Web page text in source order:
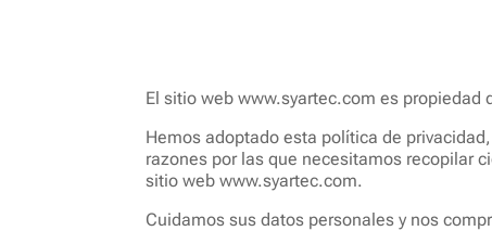
El sitio web www.syartec.com es propiedad
Hemos adoptado esta política de
razones por las que necesitamos recopilar
sitio web www.syartec.com.
Cuidamos sus datos personales y nos